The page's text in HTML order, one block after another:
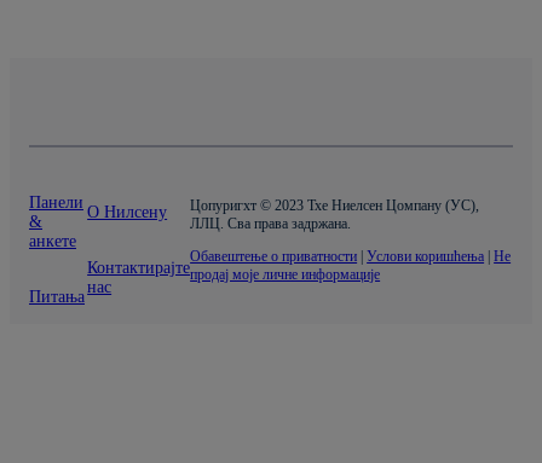
Панели
&
анкете
Питања
О Нилсену
Контактирајте
нас
Цопyригхт © 2023 Тхе Ниелсен Цомпанy (УС),
ЛЛЦ. Сва права задржана.
Обавештење о приватности |Услови коришћења |Не
продај моје личне информације